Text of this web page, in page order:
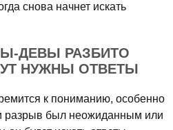
снова начнет искать
ДЕВЫ РАЗБИТО
НУЖНЫ ОТВЕТЫ
к пониманию, особенно
разрыв был неожиданным или